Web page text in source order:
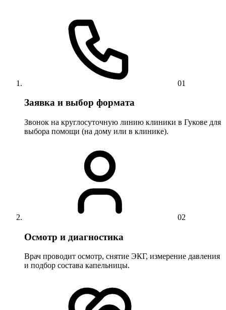
01
Заявка и выбор формата
Звонок на круглосуточную линию клиники в Гукове для
выбора помощи (на дому или в клинике).
02
Осмотр и диагностика
Врач проводит осмотр, снятие ЭКГ, измерение давления
и подбор состава капельницы.